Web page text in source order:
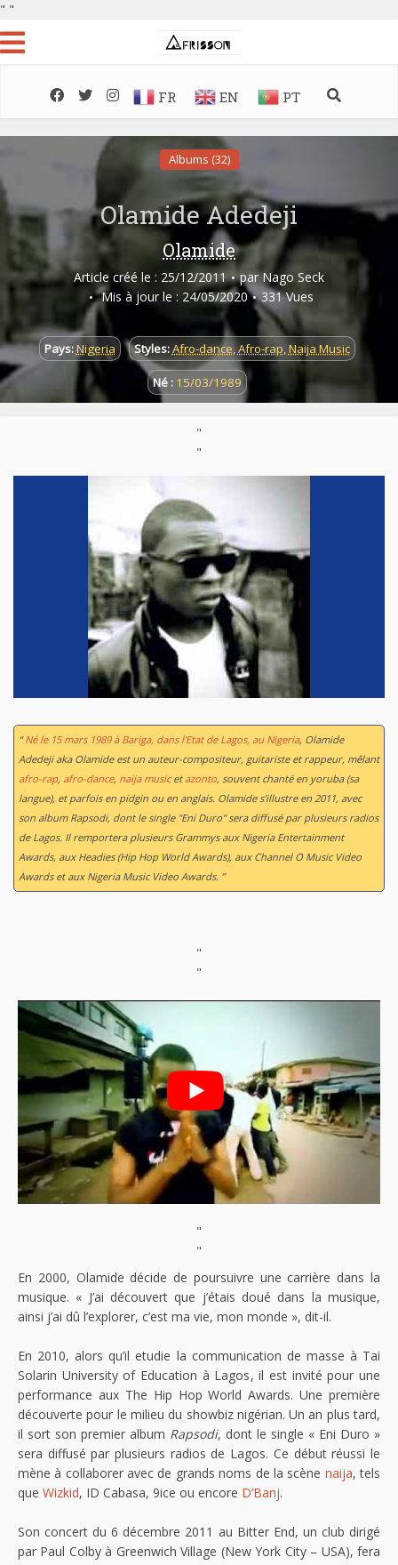
" "
FR EN PT
Albums (32)
Olamide Adedeji
Olamide
Article créé le : 25/12/2011 par Nago Seck
Mis à jour le : 24/05/2020
331 Vues
Pays:Nigeria Styles:Afro-dance,Afro-rap,Naija Music
Né : 15/03/1989
"
"
“Né le 15 mars 1989 à Bariga, dans l’Etat de Lagos, au Nigeria, Olamide
Adedeji aka Olamide est un auteur-compositeur, guitariste et rappeur, mêlant
afro-rap, afro-dance, naija musicet azonto, souvent chanté en yoruba (sa
langue), et parfois en pidgin ou en anglais. Olamide s’illustre en 2011, avec
son album Rapsodi, dont le single "Eni Duro" sera diffusé par plusieurs radios
de Lagos. Il remportera plusieurs Grammys aux Nigeria Entertainment
Awards, aux Headies (Hip Hop World Awards), aux Channel O Music Video
Awards et aux Nigeria Music Video Awards. ”
"
"
"
"
En 2000, Olamide décide de poursuivre une carrière dans la
musique. « J’ai découvert que j’étais doué dans la musique,
ainsi j’ai dû l’explorer, c’est ma vie, mon monde », dit-il.
En 2010, alors qu’il etudie la communication de masse à Tai
Solarin University of Education à Lagos, il est invité pour une
performance aux The Hip Hop World Awards. Une première
découverte pour le milieu du showbiz nigérian. Un an plus tard,
il sort son premier album Rapsodi, dont le single « Eni Duro »
sera diffusé par plusieurs radios de Lagos. Ce début réussi le
mène à collaborer avec de grands noms de la scène naija, tels
que Wizkid, ID Cabasa, 9ice ou encore D’Banj.
Son concert du 6 décembre 2011 au Bitter End, un club dirigé
par Paul Colby à Greenwich Village (New York City – USA), fera